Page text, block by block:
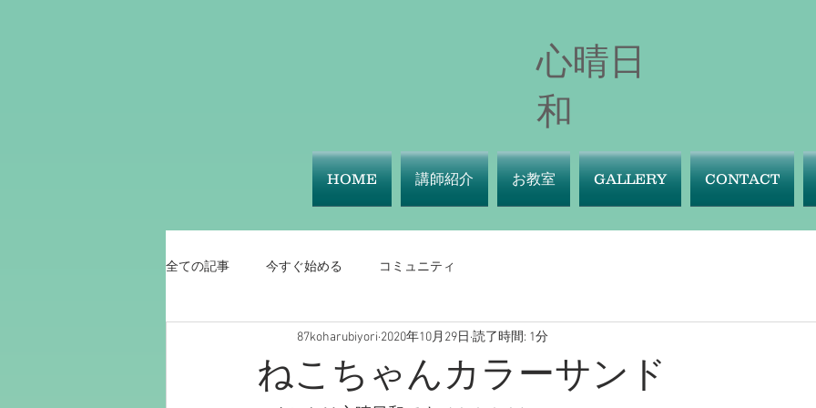
心晴日
和
HOME 講師紹介 お教室 GALLERY CONTACT
全ての記事 今すぐ始める コミュニティ
ねこちゃんカラーサンド
87koharubiyori 2020年10月29日 読了時間: 1分